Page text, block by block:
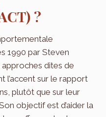
?
1990 par Steven
approches dites de
l’accent sur le rapport
plutôt que sur leur
objectif est d’aider la